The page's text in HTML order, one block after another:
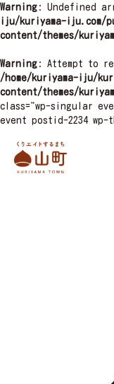
Warning : Undefined
iju/kuriyama-iju.com/
content/themes/
Warning : Attempt to
/home/kuriyama-iju/
content/themes/
class="wp-singular
event postid-2234